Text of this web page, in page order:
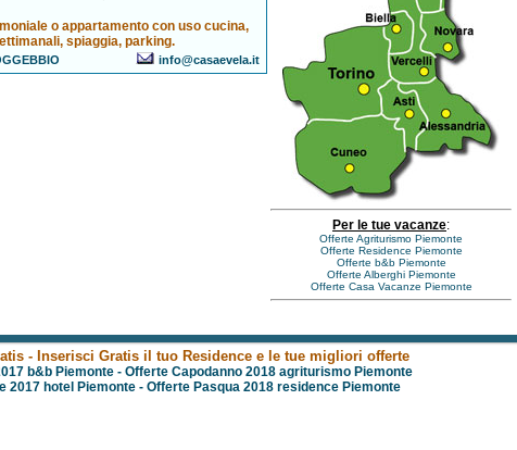
o appartamento con uso cucina,
spiaggia, parking.
info@casaevela.it
Per le tue vacanze:
Offerte Agriturismo Piemonte
Offerte Residence Piemonte
Offerte b&b Piemonte
Offerte Alberghi Piemonte
Offerte Casa Vacanze Piemonte
- Inserisci Gratis il tuo Residence e le tue migliori offerte
b&b Piemonte- Offerte Capodanno 2018 agriturismo Piemonte
2017 hotel Piemonte- Offerte Pasqua 2018 residence Piemonte